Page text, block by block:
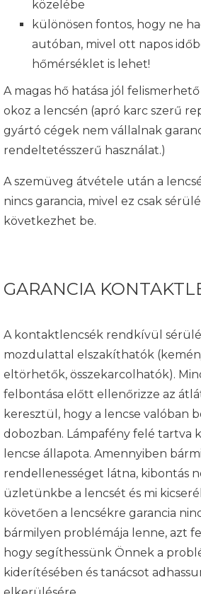
közelébe
különösen fontos, hogy ne
autóban, mivel ott napos
hőmérséklet is lehet!
A magas hő hatása jól
okoz a lencsén (apró karc szerű
gyártó cégek nem vállalnak
rendeltetésszerű használat.)
A szemüveg átvétele után a
nincs garancia, mivel ez csak
következhet be.
GARANCIA
A kontaktlencsék rendkívül
mozdulattal elszakíthatók
eltörhetők, összekarcolhatók).
felbontása előtt ellenőrizze az
keresztül, hogy a lencse valóban
dobozban. Lámpafény felé tartva
lencse állapota. Amennyiben
rendellenességet látna, kibontás
üzletünkbe a lencsét és mi
követően a lencsékre garancia
bármilyen problémája lenne, azt
hogy segíthessünk Önnek a
kiderítésében és tanácsot